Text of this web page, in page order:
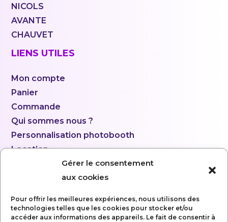
Gérer le consentement
aux cookies
Pour offrir les meilleures expériences, nous utilisons des
technologies telles que les cookies pour stocker et/ou
accéder aux informations des appareils. Le fait de consentir à
NICOLS
AVANTE
CHAUVET
LIENS UTILES
Mon compte
Panier
Commande
Qui sommes nous ?
Personnalisation photobooth
Location